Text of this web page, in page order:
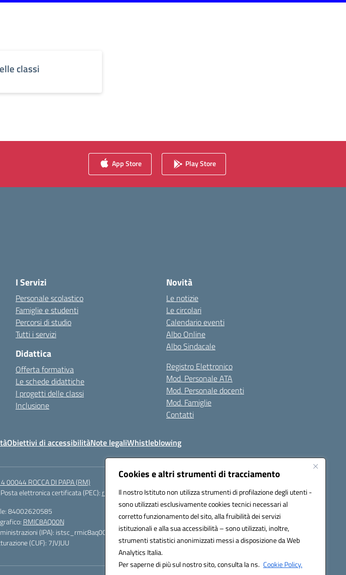
Cookies e altri strumenti di tracciamento
Il nostro Istituto non utilizza strumenti di profilazione degli utenti -
sono utilizzati esclusivamente cookies tecnici necessari al
corretto funzionamento del sito, alla fruibilità dei servizi
istituzionali e alla sua accessibilità – sono utilizzati, inoltre,
strumenti statistici anonimizzati messi a disposizione da Web
Analytics Italia.
Per saperne di più sul nostro sito, consulta la ns. Cookie Policy.
classi
App Store Play Store
I Servizi
Personale scolastico
Famiglie e studenti
Percorsi di studio
Tutti i servizi
Didattica
Offerta formativa
Le schede didattiche
I progetti delle classi
Inclusione
Novità
Le notizie
Le circolari
Calendario eventi
Albo Online
Albo Sindacale
Registro Elettronico
Mod. Personale ATA
Mod. Personale docenti
Mod. Famiglie
Contatti
Obiettivi di accessibilitàNote legaliWhistleblowing
00044 ROCCA DI PAPA (RM)
Posta elettronica certificata (PEC): rmic8aq00n@pec.istruzione.it
84002620585
RMIC8AQ00N
(IPA): istsc_rmic8aq00n
(CUF): 7JVJUU